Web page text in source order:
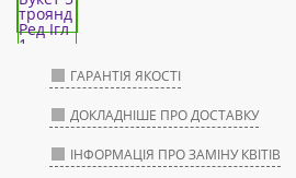
ГАРАНТІЯ ЯКОСТІ
ДОКЛАДНІШЕ ПРО ДОСТАВКУ
ІНФОРМАЦІЯ ПРО ЗАМІНУ КВІТІВ